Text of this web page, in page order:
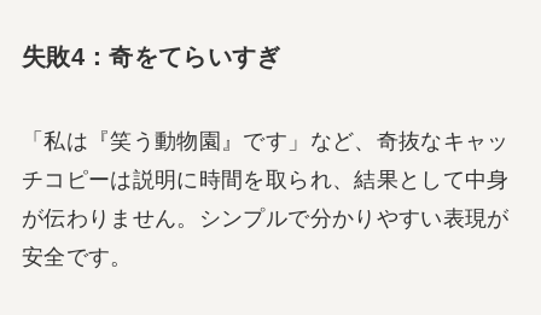
失敗4：奇をてらいすぎ
「私は『笑う動物園』です」など、奇抜なキャッ
チコピーは説明に時間を取られ、結果として中身
が伝わりません。シンプルで分かりやすい表現が
安全です。